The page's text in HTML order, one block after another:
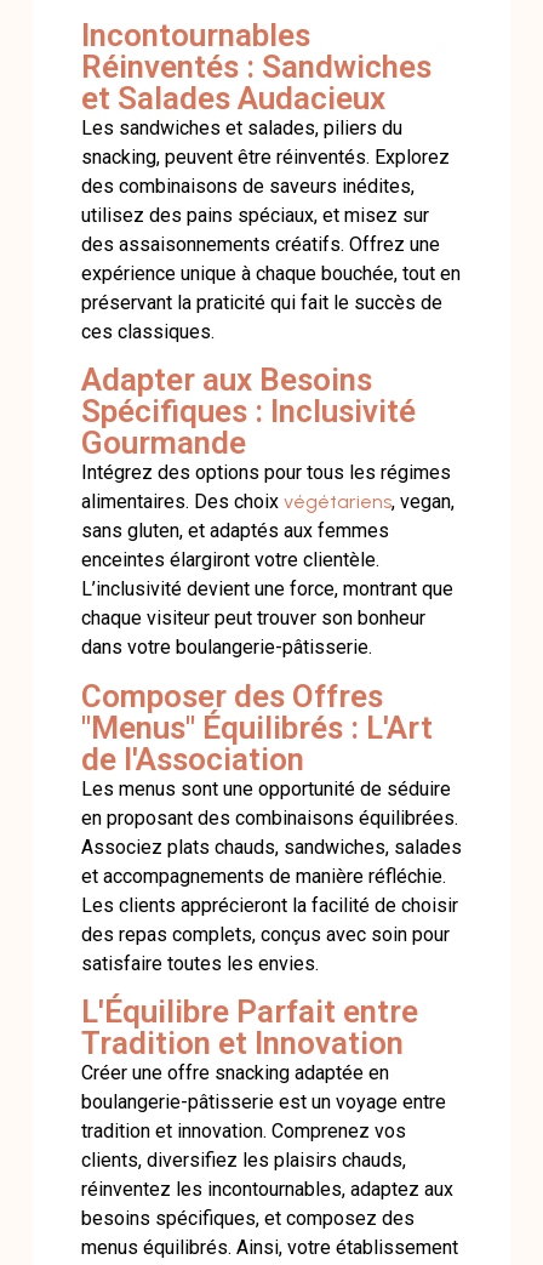
Incontournables
Réinventés : Sandwiches
et Salades Audacieux
Les sandwiches et salades, piliers du
snacking, peuvent être réinventés. Explorez
des combinaisons de saveurs inédites,
utilisez des pains spéciaux, et misez sur
des assaisonnements créatifs. Offrez une
expérience unique à chaque bouchée, tout en
préservant la praticité qui fait le succès de
ces classiques.
Adapter aux Besoins
Spécifiques : Inclusivité
Gourmande
Intégrez des options pour tous les régimes
alimentaires. Des choix végétariens, vegan,
sans gluten, et adaptés aux femmes
enceintes élargiront votre clientèle.
L’inclusivité devient une force, montrant que
chaque visiteur peut trouver son bonheur
dans votre boulangerie-pâtisserie.
Composer des Offres
"Menus" Équilibrés : L'Art
de l'Association
Les menus sont une opportunité de séduire
en proposant des combinaisons équilibrées.
Associez plats chauds, sandwiches, salades
et accompagnements de manière réfléchie.
Les clients apprécieront la facilité de choisir
des repas complets, conçus avec soin pour
satisfaire toutes les envies.
L'Équilibre Parfait entre
Tradition et Innovation
Créer une offre snacking adaptée en
boulangerie-pâtisserie est un voyage entre
tradition et innovation. Comprenez vos
clients, diversifiez les plaisirs chauds,
réinventez les incontournables, adaptez aux
besoins spécifiques, et composez des
menus équilibrés. Ainsi, votre établissement